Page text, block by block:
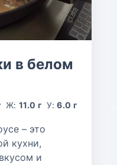
в белом
Ж:11.0 г У:6.0 г
– это
кухни,
и